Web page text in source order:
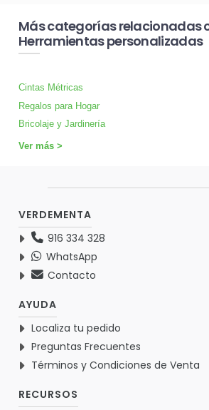
Más categorías relacionadas
Herramientas personalizadas
Cintas Métricas
Regalos para Hogar
Bricolaje y Jardinería
Ver más >
VERDEMENTA
916 334 328
WhatsApp
Contacto
AYUDA
Localiza tu pedido
Preguntas Frecuentes
Términos y Condiciones de Venta
RECURSOS